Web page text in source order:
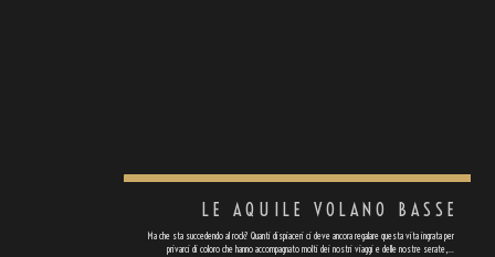
LE AQUILE VOLANO BASSE
Ma che sta succedendo al rock? Quanti dispiaceri ci deve ancora regalare questa vita ingrata per
privarci di coloro che hanno accompagnato molti dei nostri viaggi e delle nostre serate,…